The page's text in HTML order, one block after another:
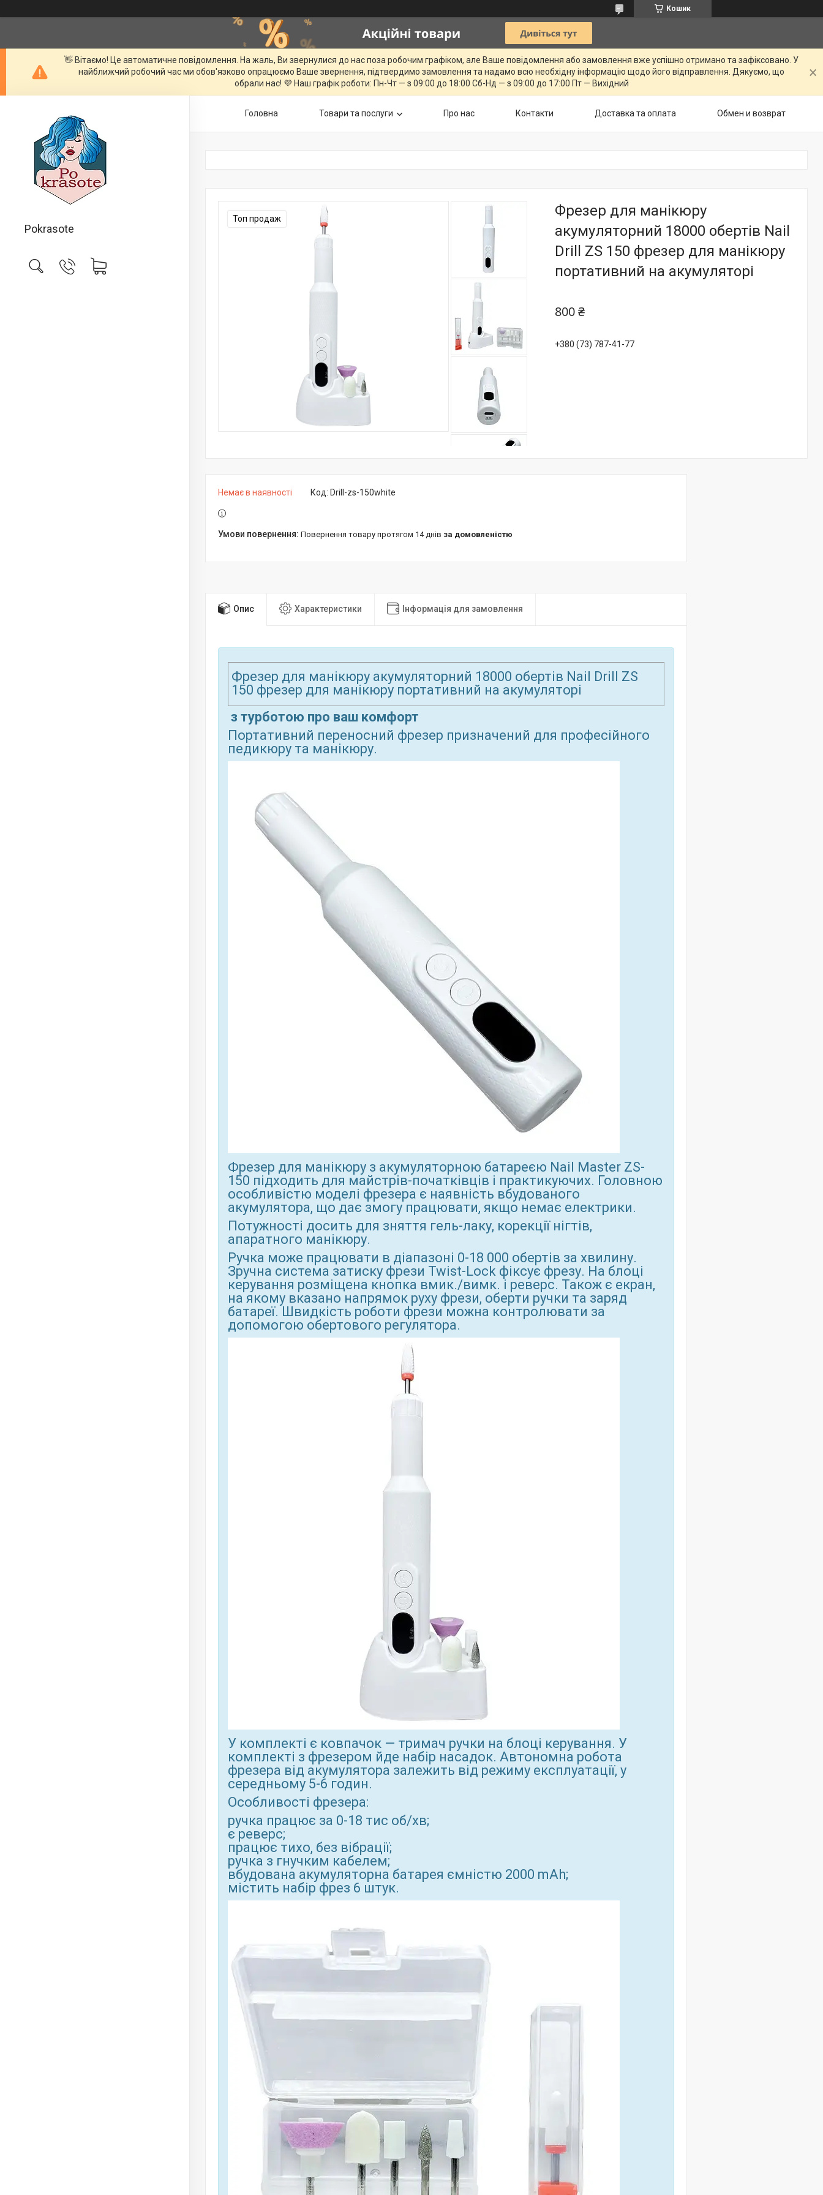
Кошик
👋 Вітаємо! Це автоматичне повідомлення. На жаль, Ви звернулися до нас поза робочим графіком, але Ваше повідомлення або замовлення вже успішно отримано та зафіксовано. У
найближчий робочий час ми обов'язково опрацюємо Ваше звернення, підтвердимо замовлення та надамо всю необхідну інформацію щодо його відправлення. Дякуємо, що
обрали нас! 💜 Наш графік роботи: Пн-Чт — з 09:00 до 18:00 Сб-Нд — з 09:00 до 17:00 Пт — Вихідний
Pokrasote
Головна Товари та послуги Про нас Контакти Доставка та оплата Обмен и возврат
Топ продаж
Фрезер для манікюру
акумуляторний 18000 обертів Nail
Drill ZS 150 фрезер для манікюру
портативний на акумуляторі
800 ₴
+380 (73) 787-41-77
Немає в наявності Код: Drill-zs-150white
повернення товару протягом 14 днів за домовленістю
Опис Характеристики Інформація для замовлення
Фрезер для манікюру акумуляторний 18000 обертів Nail Drill ZS
150 фрезер для манікюру портативний на акумуляторі
з турботою про ваш комфорт
Портативний переносний фрезер призначений для професійного
педикюру та манікюру.
Фрезер для манікюру з акумуляторною батареєю Nail Master ZS-
150 підходить для майстрів-початківців і практикуючих. Головною
особливістю моделі фрезера є наявність вбудованого
акумулятора, що дає змогу працювати, якщо немає електрики.
Потужності досить для зняття гель-лаку, корекції нігтів,
апаратного манікюру.
Ручка може працювати в діапазоні 0-18 000 обертів за хвилину.
Зручна система затиску фрези Twist-Lock фіксує фрезу. На блоці
керування розміщена кнопка вмик./вимк. і реверс. Також є екран,
на якому вказано напрямок руху фрези, оберти ручки та заряд
батареї. Швидкість роботи фрези можна контролювати за
допомогою обертового регулятора.
У комплекті є ковпачок — тримач ручки на блоці керування. У
комплекті з фрезером йде набір насадок. Автономна робота
фрезера від акумулятора залежить від режиму експлуатації, у
середньому 5-6 годин.
Особливості фрезера:
ручка працює за 0-18 тис об/хв;
є реверс;
працює тихо, без вібрації;
ручка з гнучким кабелем;
вбудована акумуляторна батарея ємністю 2000 mAh;
містить набір фрез 6 штук.